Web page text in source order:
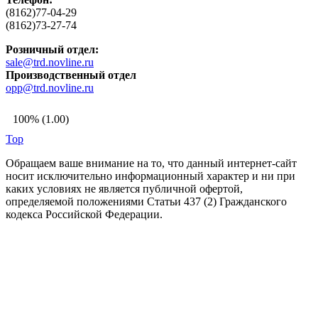
(8162)77-04-29
(8162)73-27-74
Розничный отдел:
sale@trd.novline.ru
Производственный отдел
opp@trd.novline.ru
100% (1.00)
Top
Обращаем ваше внимание на то, что данный интернет-сайт
носит исключительно информационный характер и ни при
каких условиях не является публичной офертой,
определяемой положениями Статьи 437 (2) Гражданского
кодекса Российской Федерации.